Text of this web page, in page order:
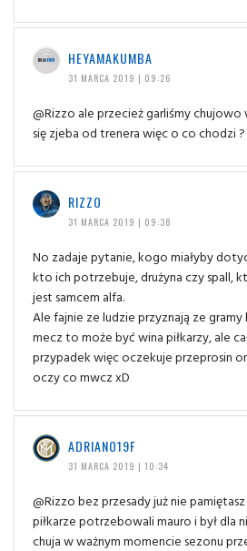
HEYAMAKUMBA
31 MARCA 2019 | 09:26
@Rizzo ale przecież garliśmy chujowo
się zjeba od trenera więc o co chodzi ?
RIZZO
31 MARCA 2019 | 09:38
No zadaje pytanie, kogo miałyby
kto ich potrzebuje, drużyna czy spall,
jest samcem alfa.
Ale fajnie ze ludzie przyznają ze gramy
mecz to może być wina piłkarzy, ale
przypadek więc oczekuje przeprosin
oczy co mwcz xD
ADRIANO19F
31 MARCA 2019 | 10:34
@Rizzo bez przesady już nie
piłkarze potrzebowali mauro i był dla
chuja w ważnym momencie sezonu